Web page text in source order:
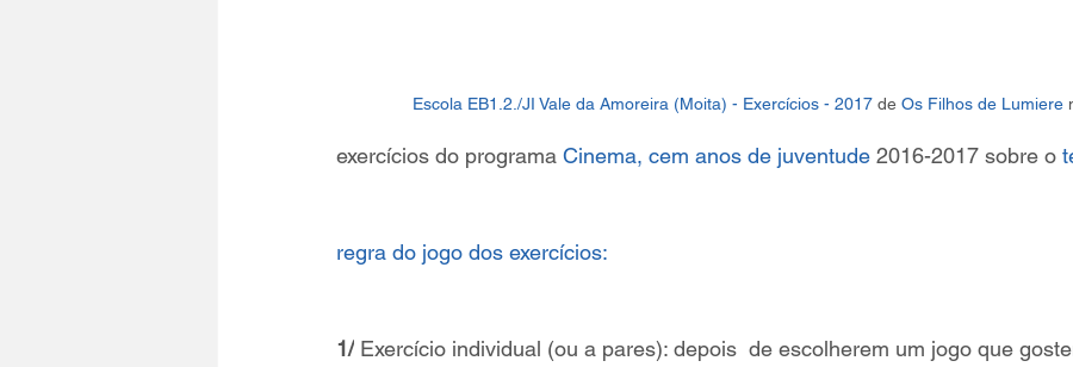
Escola EB1.2./JI Vale da Amoreira (Moita) - Exercícios - 2017 de Os Filhos de Lumiere
exercícios do programa Cinema, cem anos de juventude 2016-2017 sobre o
regra do jogo dos exercícios:
1/ Exercício individual (ou a pares): depois  de escolherem um jogo que